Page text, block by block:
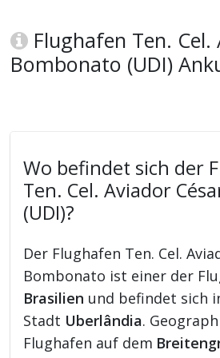
Flughafen Ten.
Bombonato (UDI)
Wo befindet sich der
Ten. Cel. Aviador
(UDI)?
Der Flughafen Ten. Cel.
Bombonato ist einer der
Brasilien und befindet sich
Stadt Uberlândia.
Flughafen auf dem